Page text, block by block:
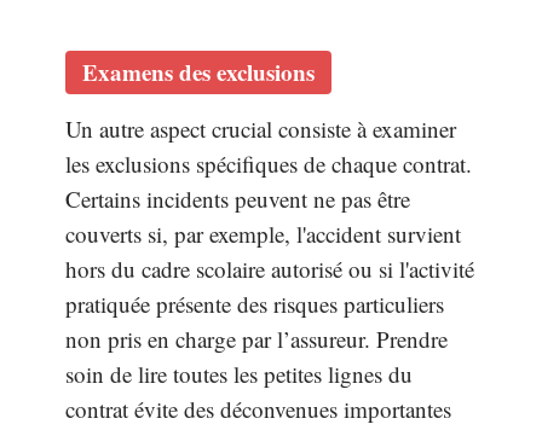
Examens des exclusions
Un autre aspect crucial consiste à examiner
les exclusions spécifiques de chaque contrat.
Certains incidents peuvent ne pas être
couverts si, par exemple, l'accident survient
hors du cadre scolaire autorisé ou si l'activité
pratiquée présente des risques particuliers
non pris en charge par l’assureur. Prendre
soin de lire toutes les petites lignes du
contrat évite des déconvenues importantes